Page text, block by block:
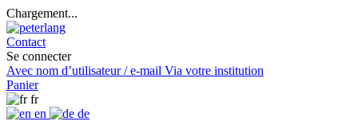
Chargement...
Contact
Se connecter
Avec nom d’utilisateur / e-mail Via votre institution
Panier
fr
en
de